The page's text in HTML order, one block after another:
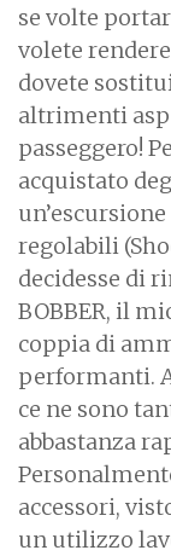
se volte
volete
dovete
altrimenti
passeggero!
acquistato
regolabili
decidesse di
BOBBER, il
coppia di
performanti.
ce ne sono
abbastanza
accessori,
un utilizzo